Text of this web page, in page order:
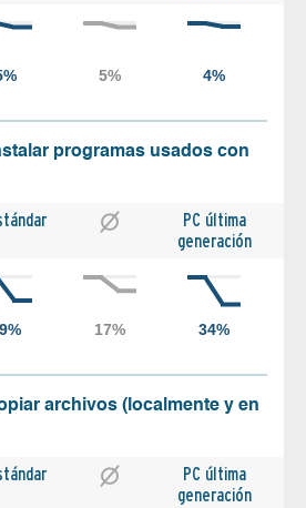
programas usados con
PC última
generación
archivos (localmente y en
PC última
generación